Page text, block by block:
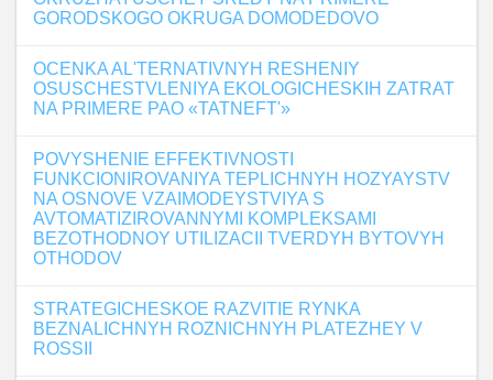
GORODSKOGO OKRUGA DOMODEDOVO
OCENKA AL'TERNATIVNYH RESHENIY
OSUSCHESTVLENIYA EKOLOGICHESKIH ZATRAT
NA PRIMERE PAO «TATNEFT'»
POVYSHENIE EFFEKTIVNOSTI
FUNKCIONIROVANIYA TEPLICHNYH HOZYAYSTV
NA OSNOVE VZAIMODEYSTVIYA S
AVTOMATIZIROVANNYMI KOMPLEKSAMI
BEZOTHODNOY UTILIZACII TVERDYH BYTOVYH
OTHODOV
STRATEGICHESKOE RAZVITIE RYNKA
BEZNALICHNYH ROZNICHNYH PLATEZHEY V
ROSSII